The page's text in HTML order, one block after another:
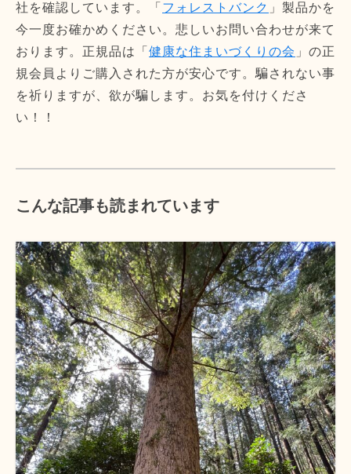
社を確認しています。「 フォレストバンク 」製品かを
今一度お確かめください。悲しいお問い合わせが来て
おります。正規品は「 健康な住まいづくりの会 」の正
規会員よりご購入された方が安心です。騙されない事
を祈りますが、欲が騙します。お気を付けくださ
い！！
こんな記事も読まれています